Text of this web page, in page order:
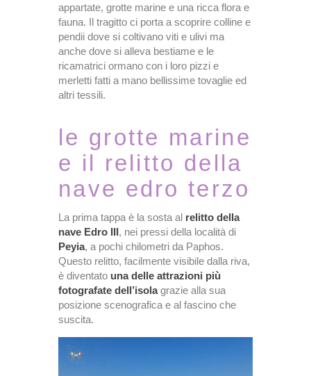
appartate, grotte marine e una ricca flora e
fauna. Il tragitto ci porta a scoprire colline e
pendii dove si coltivano viti e ulivi ma
anche dove si alleva bestiame e le
ricamatrici ormano con i loro pizzi e
merletti fatti a mano bellissime tovaglie ed
altri tessili.
le grotte marine
e il relitto della
nave edro terzo
La prima tappa è la sosta al relitto della
nave Edro III, nei pressi della località di
Peyia, a pochi chilometri da Paphos.
Questo relitto, facilmente visibile dalla riva,
è diventato una delle attrazioni più
fotografate dell’isolagrazie alla sua
posizione scenografica e al fascino che
suscita.